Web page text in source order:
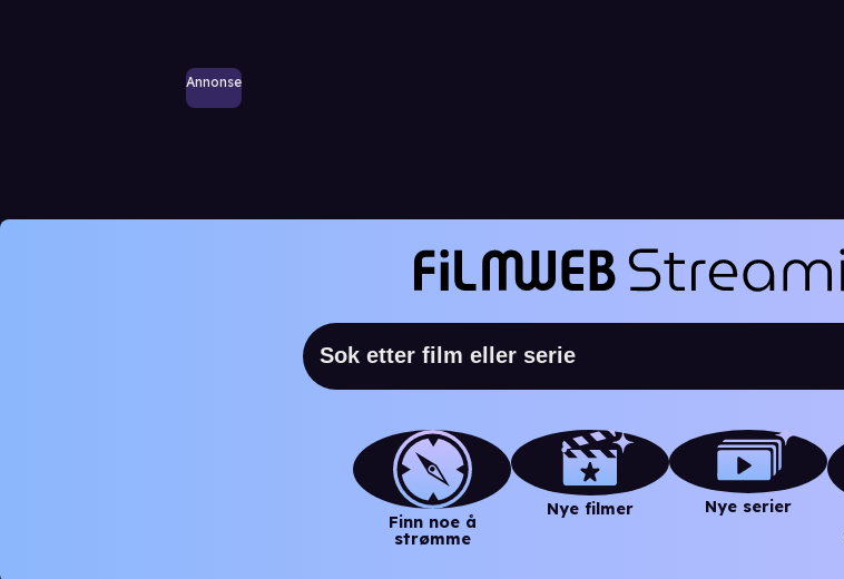
Annonse
Finn noe å
strømme
Nye filmer Nye serier